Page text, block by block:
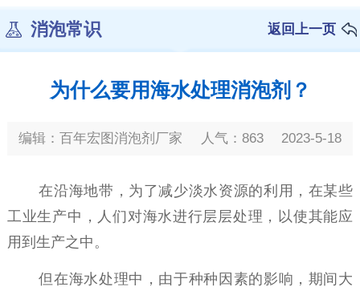
消泡常识 返回上一页
为什么要用海水处理消泡剂？
编辑：百年宏图消泡剂厂家 人气：863 2023-5-18
在沿海地带，为了减少淡水资源的利用，在某些
工业生产中，人们对海水进行层层处理，以使其能应
用到生产之中。
但在海水处理中，由于种种因素的影响，期间大